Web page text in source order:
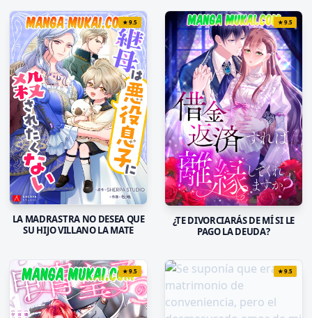
★9.5
LA MADRASTRA NO DESEA QUE
SU HIJO VILLANO LA MATE
★9.5
¿TE DIVORCIARÁS DE MÍ SI LE
PAGO LA DEUDA?
★9.5 ★9.5